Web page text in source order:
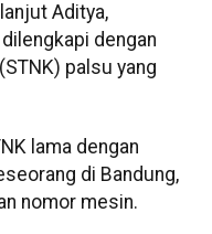
Aditya,
dengan
palsu yang
lama dengan
di Bandung,
nomor mesin.